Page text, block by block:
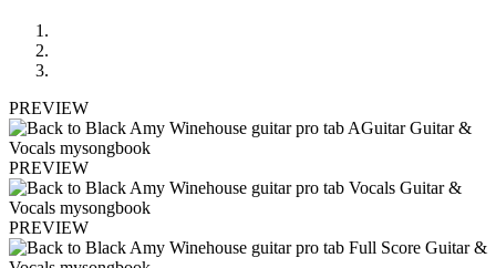
PREVIEW
PREVIEW
PREVIEW